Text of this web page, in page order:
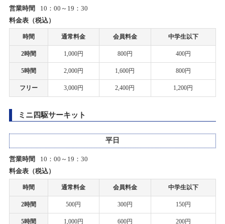
2020/03/09
ホビーショップタムタム札幌店 開店のご案内
2020/03/03
上里店 臨時営業時間変更のお知らせ
2020/02/28
P-1 グランプリ 2019 決勝本戦 開催中止に関するご案内
2020/02/03
ホビーショップタムタム札幌店開店のお知らせ
2019/12/03
上里店カーペットドリフトサーキットをノンジャンルサーキットへ移
2019/11/21
カテゴリ：キャンペーン
お客様感謝祭2024冬開催のお知らせ
2024/01/27(土)～2024/02/26(月)
カテゴリ：キャンペーン
2024 新春セール開催のお知らせ
カテゴリ：セール
2023年末セール開催のお知らせ
2023/11/23(木)～2023/12/31(日)
カテゴリ：セール
筑紫野店リニューアルオープンのお知らせ
2023/11/01(水)～2023/12/31(日)
カテゴリ：その他
営業時間
10：00～19：30
料金表（税込）
時間 通常料金 会員料金 中学生以下
2時間 1,000円 800円 400円
5時間 2,000円 1,600円 800円
フリー 3,000円 2,400円 1,200円
ミニ四駆サーキット
平日
営業時間
10：00～19：30
料金表（税込）
時間 通常料金 会員料金 中学生以下
2時間 500円 300円 150円
5時間 1,000円 600円 200円